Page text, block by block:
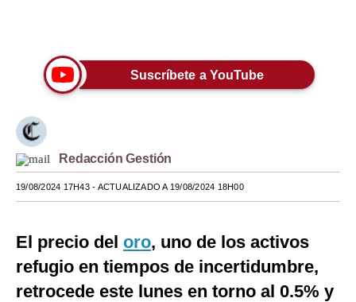
Viajes
Moda
Estilos
Mundo
EEUU
España
Internacional
Suscríbete a YouTube
Redacción Gestión
19/08/2024 17H43- ACTUALIZADO A 19/08/2024 18H00
El precio del oro, uno de los activos
refugio en tiempos de incertidumbre,
retrocede este lunes en torno al 0.5% y